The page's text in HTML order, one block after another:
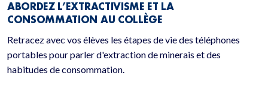
ABORDEZ L’EXTRACTIVISME ET LA
CONSOMMATION AU COLLÈGE
Retracez avec vos élèves les étapes de vie des téléphones
portables pour parler d'extraction de minerais et des
habitudes de consommation.